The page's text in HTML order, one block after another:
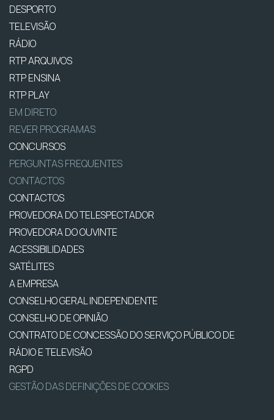
DESPORTO
TELEVISÃO
RÁDIO
RTP ARQUIVOS
RTP ENSINA
RTP PLAY
EM DIRETO
REVER PROGRAMAS
CONCURSOS
PERGUNTAS FREQUENTES
CONTACTOS
CONTACTOS
PROVEDORA DO TELESPECTADOR
PROVEDORA DO OUVINTE
ACESSIBILIDADES
SATÉLITES
A EMPRESA
CONSELHO GERAL INDEPENDENTE
CONSELHO DE OPINIÃO
CONTRATO DE CONCESSÃO DO SERVIÇO PÚBLICO DE
RÁDIO E TELEVISÃO
RGPD
GESTÃO DAS DEFINIÇÕES DE COOKIES